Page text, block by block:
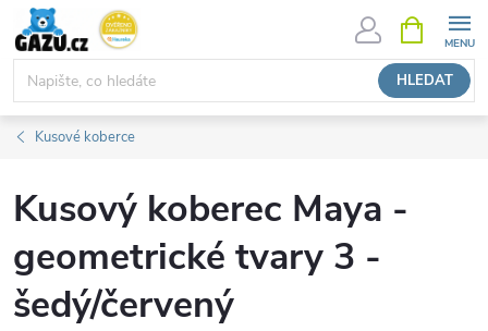
Přejít
obsah
HLEDAT
NÁKUPNÍ
KOŠÍK
Kusové koberce
Kusový koberec Maya -
geometrické tvary 3 -
šedý/červený